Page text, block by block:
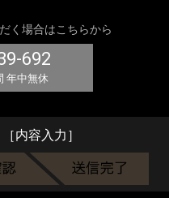
く場合はこちらから
692
年中無休
内容入力］